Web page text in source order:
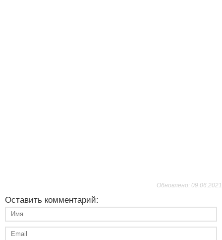
Обновлено: 09.06.2021
Оставить комментарий: